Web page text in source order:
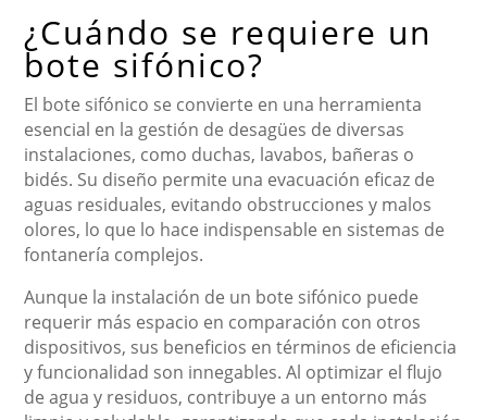
¿Cuándo se requiere un
bote sifónico?
El bote sifónico se convierte en una herramienta
esencial en la gestión de desagües de diversas
instalaciones, como duchas, lavabos, bañeras o
bidés. Su diseño permite una evacuación eficaz de
aguas residuales, evitando obstrucciones y malos
olores, lo que lo hace indispensable en sistemas de
fontanería complejos.
Aunque la instalación de un bote sifónico puede
requerir más espacio en comparación con otros
dispositivos, sus beneficios en términos de eficiencia
y funcionalidad son innegables. Al optimizar el flujo
de agua y residuos, contribuye a un entorno más